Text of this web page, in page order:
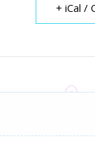
+ iCal /